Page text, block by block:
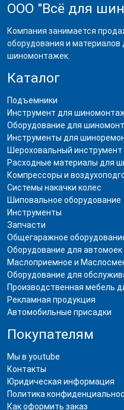
ООО "Всё для
Компания занимается
оборудования и материалов
шиномонтажек.
Каталог
Подъемники
Инструмент для
Оборудование для
Инструменты для
Шероховальный инструмент
Расходные материалы для
Компрессоры и
Системы накачки колес
Шиповальное оборудование
Инструменты
Запчасти
Общегаражное
Оборудование для автомоек
Маслоприемное и
Оборудование для
Производственная мебель
Рекламная продукция
Автомобильные присадки
Покупателям
Мы в youtube
Контакты
Юридическая информация
Политика
Как оформить заказ